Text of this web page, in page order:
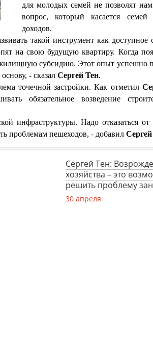
для молодых семей не позволят
вопрос, который касается
доходов.
такой инструмент как доступное
на свою будущую квартиру. Когда
субсидию. Этот опыт успешно
- сказал Сергей Тен.
точечной застройки. Как отметил
обязательное возведение
инфраструктуры. Надо отказаться от
проблемам пешеходов, - добавил
Сергей Тен:
хозяйства – это
решить проблему
30 апреля